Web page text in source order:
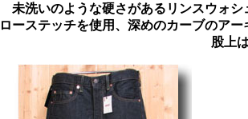
未洗いのような硬さがあるリンスウォ
ーステッチを使用、深めのカーブのア
股上